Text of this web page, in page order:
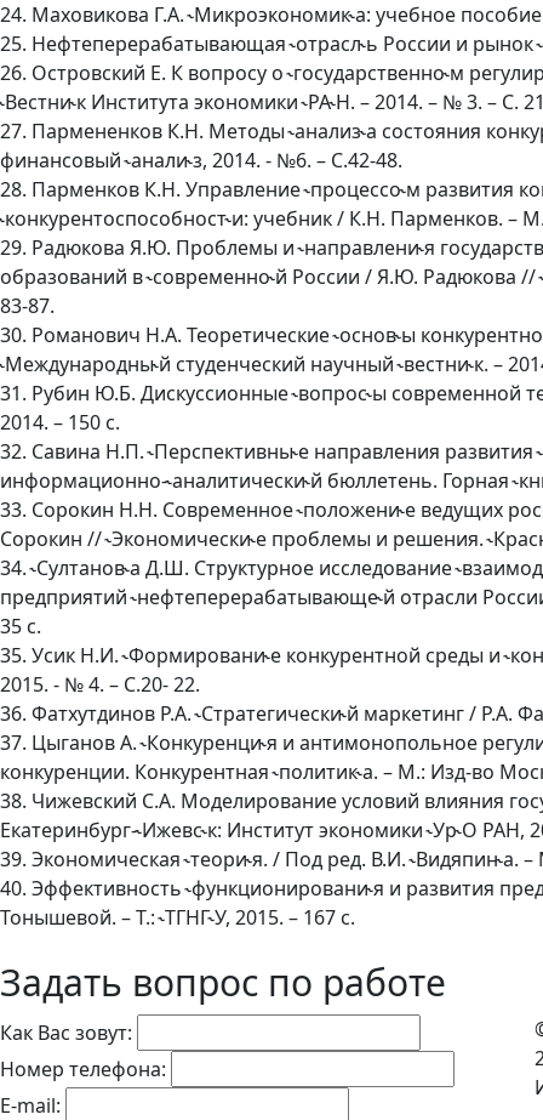
24. Маховикова Г.А. ˞Микроэкономик˞а: учебное
25. Нефтеперерабатывающая ˞отрасл˞ь России и рынок
26. Островский Е. К вопросу о ˞государственно˞м
˞Вестни˞к Института экономики ˞РА˞Н. – 2014. – № 3. – С.
27. Пармененков К.Н. Методы ˞анализ˞а состояния
финансовый ˞анали˞з, 2014. - №6. – С.42-48.
28. Парменков К.Н. Управление ˞процессо˞м развития
˞конкурентоспособност˞и: учебник / К.Н. Парменков. –
29. Радюкова Я.Ю. Проблемы и ˞направлени˞я
образований в ˞современно˞й России / Я.Ю. Радюкова //
83-87.
30. Романович Н.А. Теоретические ˞основ˞ы
˞Международны˞й студенческий научный ˞вестни˞к. –
31. Рубин Ю.Б. Дискуссионные ˞вопрос˞ы современной
2014. – 150 с.
32. Савина Н.П. ˞Перспективны˞е направления
информационно-˞аналитически˞й бюллетень. Горная
33. Сорокин Н.Н. Современное ˞положени˞е ведущих
Сорокин // ˞Экономически˞е проблемы и решения.
34. ˞Султанов˞а Д.Ш. Структурное исследование
предприятий ˞нефтеперерабатывающе˞й отрасли
35 с.
35. Усик Н.И. ˞Формировани˞е конкурентной среды и
2015. - № 4. – С.20- 22.
36. Фатхутдинов Р.А. ˞Стратегически˞й маркетинг / Р.А.
37. Цыганов А. ˞Конкуренци˞я и антимонопольное
конкуренции. Конкурентная ˞политик˞а. – М.: Изд-во
38. Чижевский С.А. Моделирование условий влияния
Екатеринбург-˞Ижевс˞к: Институт экономики ˞Ур˞О РАН,
39. Экономическая ˞теори˞я. / Под ред. В.И. ˞Видяпин˞а.
40. Эффективность ˞функционировани˞я и развития
Тонышевой. – Т.: ˞ТГНГ˞У, 2015. – 167 с.
Задать вопрос по работе
Как Вас зовут:
Номер телефона:
E-mail: